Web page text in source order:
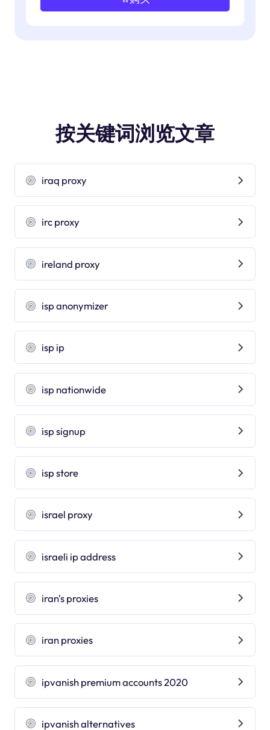
按关键词浏览文章
iraq proxy
irc proxy
ireland proxy
isp anonymizer
isp ip
isp nationwide
isp signup
isp store
israel proxy
israeli ip address
iran's proxies
iran proxies
ipvanish premium accounts 2020
ipvanish alternatives